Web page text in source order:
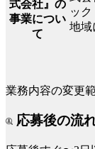
式会社』の
事業につい
て
ッ
地域
業務内容の変更
応募後の流